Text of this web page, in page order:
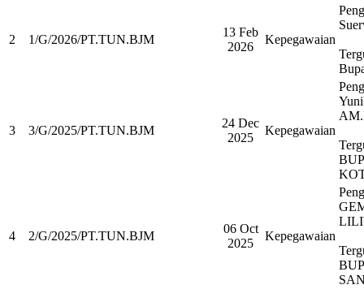
2 1/G/2026/PT.TUN.BJM
13 Feb
2026
Kepegawaian
3 3/G/2025/PT.TUN.BJM
24 Dec
2025
Kepegawaian
4 2/G/2025/PT.TUN.BJM
06 Oct
2025
Kepegawaian